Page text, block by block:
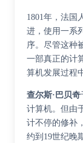
1801年，法国
进，使用一系
序。尽管这种
一部真正的计
算机发展过程
查尔斯·巴贝奇
计算机。但由
计不停的修补
约到19世纪晚